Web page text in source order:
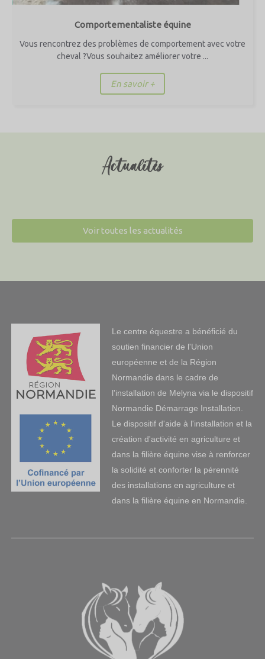
Comportementaliste équine
Vous rencontrez des problèmes de comportement avec votre
cheval ?Vous souhaitez améliorer votre ...
En savoir +
Actualités
Voir toutes les actualités
Le centre équestre a bénéficié du
soutien financier de l'Union
européenne et de la Région
Normandie dans le cadre de
l'installation de Melyna via le dispositif
Normandie Démarrage Installation.
Le dispositif d'aide à l'installation et la
création d'activité en agriculture et
dans la filière équine vise à renforcer
la solidité et conforter la pérennité
des installations en agriculture et
dans la filière équine en Normandie.